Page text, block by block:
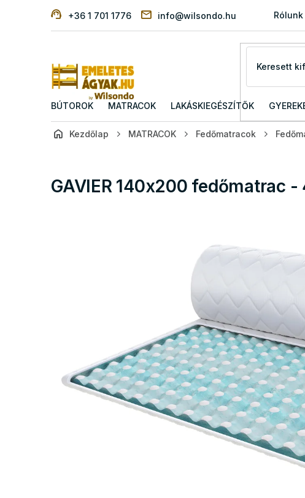
+36 1 701 1776 info@wilsondo.hu Rólunk
BÚTOROK MATRACOK LAKÁSKIEGÉSZÍTŐK
Kezdőlap MATRACOK Fedőmatracok
GAVIER 140x200 fedőmatrac -